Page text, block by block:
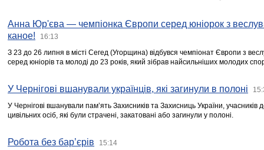
Анна Юр'єва — чемпіонка Європи серед юніорок з
каное!
16:13
З 23 до 26 липня в місті Сегед (Угорщина) відбувся чемпіонат Європи з
серед юніорів та молоді до 23 років, який зібрав найсильніших молодих
У Чернігові вшанували українців, які загинули в полоні
У Чернігові вшанували пам’ять Захисників та Захисниць України,
цивільних осіб, які були страчені, закатовані або загинули у полоні.
Робота без бар’єрів 15:14